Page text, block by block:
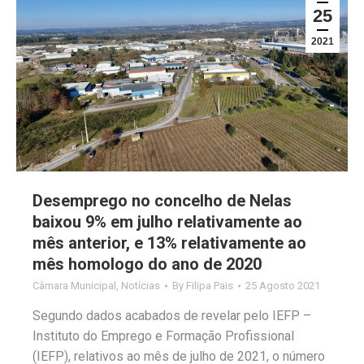
25
2021
Desemprego no concelho de Nelas
baixou 9% em julho relativamente ao
mês anterior, e 13% relativamente ao
mês homologo do ano de 2020
Câmara Municipal Notícias By Filipa Pais 25 Agosto 2021
Segundo dados acabados de revelar pelo IEFP –
Instituto do Emprego e Formação Profissional
(IEFP), relativos ao mês de julho de 2021, o número